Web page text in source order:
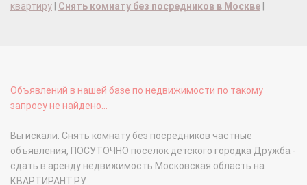
квартиру
Снять комнату без посредников в Москве
Объявлений в нашей базе по недвижимости по такому
запросу не найдено...
Вы искали: Снять комнату без посредников частные
объявления, ПОСУТОЧНО поселок детского городка Дружба -
сдать в аренду недвижимость Московская область на
КВАРТИРАНТ.РУ